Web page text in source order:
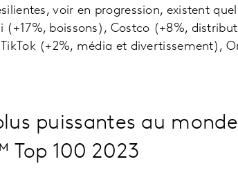
voir en progression, existent
(+17%, boissons), Costco (+8%,
(+2%, média et divertissement),
puissantes au
Top 100 2023